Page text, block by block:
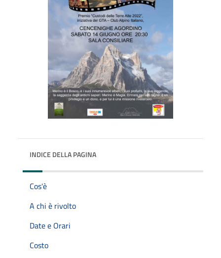
INDICE DELLA PAGINA
Cos'è
A chi è rivolto
Date e Orari
Costo